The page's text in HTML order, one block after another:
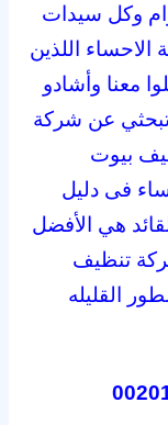
وكل سيدات
الاحساء اللذين
معنا وأشادو
تبحثي عن شركة
بيوت
فى دليل
هي الأفضل
تنظيف
القليله